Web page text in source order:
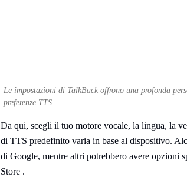
Le impostazioni di TalkBack offrono una profonda
preferenze TTS.
Da qui, scegli il tuo motore vocale, la lingua, la
di TTS predefinito varia in base al dispositivo.
di Google, mentre altri potrebbero avere opzioni
Store .